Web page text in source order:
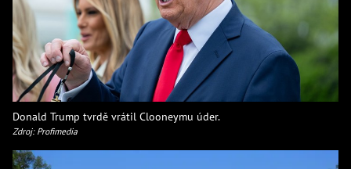
Donald Trump tvrdě vrátil Clooneymu úder.
Zdroj: Profimedia